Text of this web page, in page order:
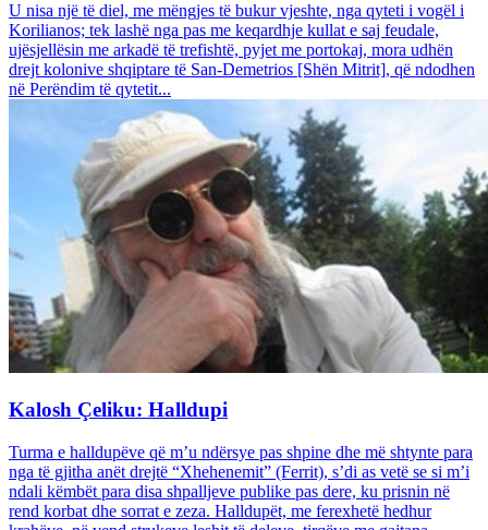
U nisa një të diel, me mëngjes të bukur vjeshte, nga qyteti i vogël i
Korilianos; tek lashë nga pas me keqardhje kullat e saj feudale,
ujësjellësin me arkadë të trefishtë, pyjet me portokaj, mora udhën
drejt kolonive shqiptare të San-Demetrios [Shën Mitrit], që ndodhen
në Perëndim të qytetit...
Kalosh Çeliku: Halldupi
Turma e halldupëve që m’u ndërsye pas shpine dhe më shtynte para
nga të gjitha anët drejtë “Xhehenemit” (Ferrit), s’di as vetë se si m’i
ndali këmbët para disa shpalljeve publike pas dere, ku prisnin në
rend korbat dhe sorrat e zeza. Halldupët, me ferexhetë hedhur